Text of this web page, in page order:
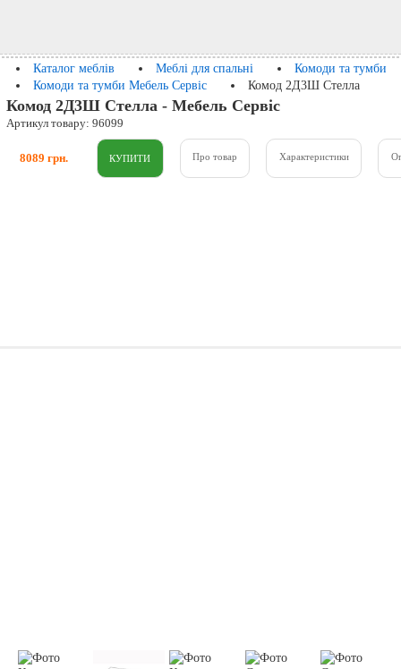
Каталог меблів Меблі для спальні
Комоди та тумби
Комоди та тумби Мебель Сервіс
Комод 2Д3Ш Стелла
Комод 2Д3Ш Стелла - Мебель Сервіс
Артикул товару: 96099
8089 грн. Про товар Характеристики